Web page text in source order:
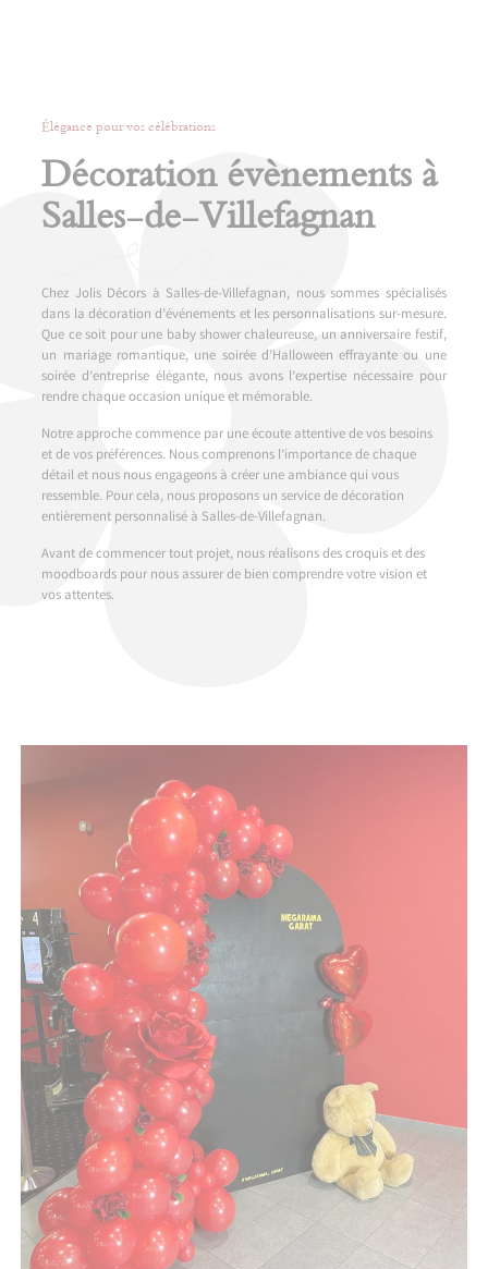
Élégance pour vos célébrations
Décoration évènements à
Salles-de-Villefagnan
Chez Jolis Décors à Salles-de-Villefagnan, nous sommes spécialisés
dans la décoration d’événements et les personnalisations sur-mesure.
Que ce soit pour une baby shower chaleureuse, un anniversaire festif,
un mariage romantique, une soirée d’Halloween effrayante ou une
soirée d’entreprise élégante, nous avons l’expertise nécessaire pour
rendre chaque occasion unique et mémorable.
Notre approche commence par une écoute attentive de vos besoins
et de vos préférences. Nous comprenons l’importance de chaque
détail et nous nous engageons à créer une ambiance qui vous
ressemble. Pour cela, nous proposons un service de décoration
entièrement personnalisé à Salles-de-Villefagnan.
Avant de commencer tout projet, nous réalisons des croquis et des
moodboards pour nous assurer de bien comprendre votre vision et
vos attentes.